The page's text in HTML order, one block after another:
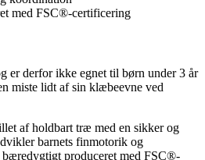
med FSC®-certificering
er derfor ikke egnet til børn under 3 år
miste lidt af sin klæbeevne ved
af holdbart træ med en sikker og
barnets finmotorik og
produceret med FSC®-